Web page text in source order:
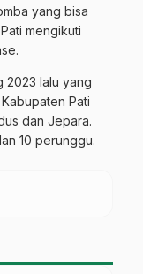
yang bisa
mengikuti
2023 lalu yang
Pati
dan Jepara.
10 perunggu.